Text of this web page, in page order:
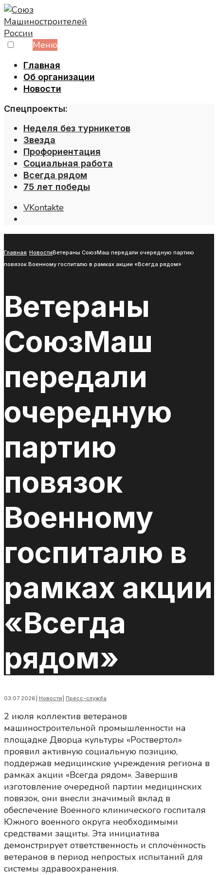
Skip
to
content
Меню
Главная
Об организации
Новости
Спецпроекты:
Неделя без турникетов
Звезда
Профориентация
Социальная работа
Всегда рядом
75 лет победы
VKontakte
Главная НовостиВетераны СоюзМаш передали очередную партию
повязок Военному госпиталю в рамках акции «Всегда рядом»
Ветераны
СоюзМаш
передали
очередную
партию
повязок
Военному
госпиталю в
рамках акции
«Всегда
рядом»
03.07.2026 Новости Пресс-служба
2 июля коллектив ветеранов
машиностроительной промышленности на
площадке Дворца культуры «Роствертол»
проявил активную социальную позицию,
поддержав медицинские учреждения региона в
рамках акции «Всегда рядом». Завершив
изготовление очередной партии медицинских
повязок, они внесли значимый вклад в
обеспечение Военного клинического госпиталя
Южного военного округа необходимыми
средствами защиты. Эта инициатива
демонстрирует ответственность и сплочённость
ветеранов в период непростых испытаний для
системы здравоохранения.